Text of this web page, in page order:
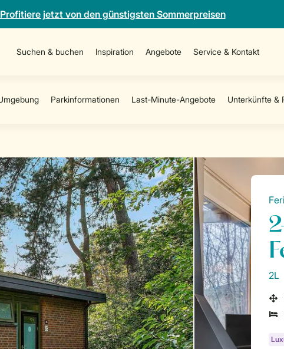
Profitiere jetzt von den günstigsten Sommerpreisen
Suchen & buchen Inspiration Angebote Service & Kontakt
2L